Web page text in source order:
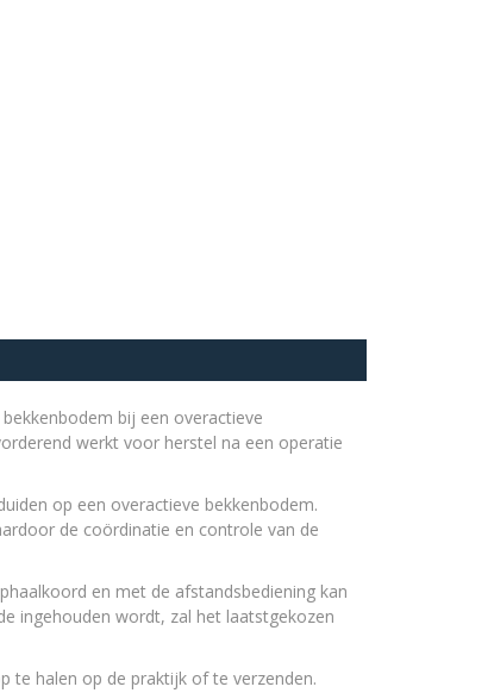
bij een overactieve
werkt voor herstel na een operatie
op een overactieve bekkenbodem.
de coördinatie en controle van de
en met de afstandsbediening kan
ingehouden wordt, zal het laatstgekozen
te halen op de praktijk of te verzenden.